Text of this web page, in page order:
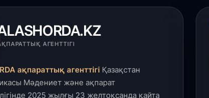
АГЕНТТІГІ
ақпараттық агенттігі Қазақстан
Мәдениет және ақпарат
2025 жылғы 23 желтоқсанда қайта